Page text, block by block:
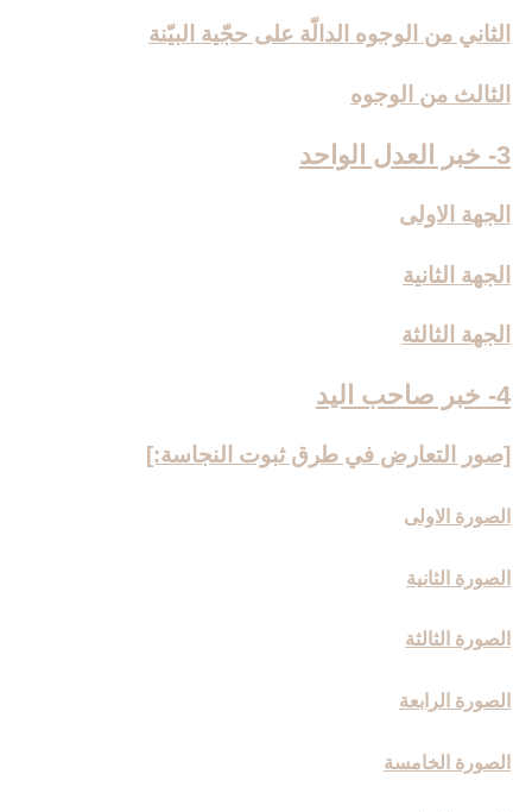
الثاني من الوجوه الدالّة على حجّية البيّنة
الثالث من الوجوه
3- خبر العدل الواحد
الجهة الاولى
الجهة الثانية
الجهة الثالثة
4- خبر صاحب اليد
[صور التعارض في طرق ثبوت النجاسة:]
الصورة الاولى
الصورة الثانية
الصورة الثالثة
الصورة الرابعة
الصورة الخامسة